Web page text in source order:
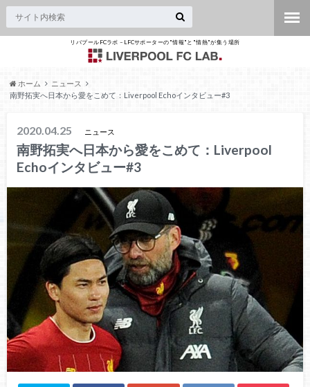
リバプールFCラボ – LFCサポーターの"情報"と"情熱"が集う場所
ホーム
ニュース
南野拓実へ日本から愛をこめて：Liverpool Echoインタビュー#3
2020.04.25 ニュース
南野拓実へ日本から愛をこめて：Liverpool
Echoインタビュー#3